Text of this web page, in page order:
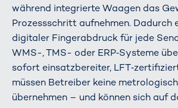
während integrierte Waagen das
Prozessschritt aufnehmen. Dadurch
digitaler Fingerabdruck für jede
WMS-, TMS- oder ERP‑Systeme
sofort einsatzbereiter,
müssen Betreiber keine
übernehmen – und können sich auf